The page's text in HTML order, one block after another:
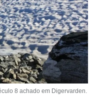
8 achado em Digervarden.